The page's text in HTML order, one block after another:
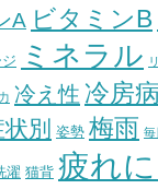
A ビタミンB
ミネラル
冷え性 冷房
別 姿勢 梅雨 毎
濯 猫背 疲れ